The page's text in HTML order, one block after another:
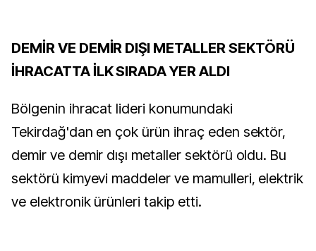
DEMİR VE DEMİR DIŞI METALLER SEKTÖRÜ
İHRACATTA İLK SIRADA YER ALDI
Bölgenin ihracat lideri konumundaki
Tekirdağ'dan en çok ürün ihraç eden sektör,
demir ve demir dışı metaller sektörü oldu. Bu
sektörü kimyevi maddeler ve mamulleri, elektrik
ve elektronik ürünleri takip etti.